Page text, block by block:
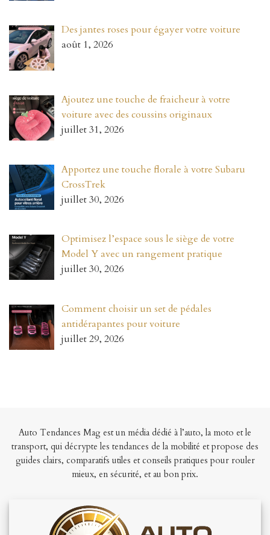
Des jantes roses pour égayer votre voiture
août 1, 2026
Ajoutez une touche de fraicheur à votre
voiture avec des coussins originaux
juillet 31, 2026
Apportez une touche florale à votre Subaru
CrossTrek
juillet 30, 2026
Optimisez l’espace sous le siège de votre
Model Y avec un rangement pratique
juillet 30, 2026
Comment choisir un set de pédales
antidérapantes pour voiture
juillet 29, 2026
Auto Tendances Mag est un média dédié à l’auto, la moto et le
transport, qui décrypte les tendances de la mobilité et propose des
guides clairs, comparatifs utiles et conseils pratiques pour rouler
mieux, en sécurité, et au bon prix.